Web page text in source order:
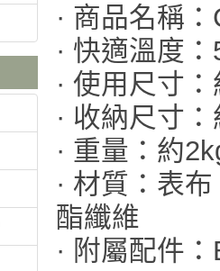
· 商品名稱
· 快適溫度
· 使用尺寸
· 收納尺寸
· 重量：約
· 材質：表
酯纖維
· 附屬配件